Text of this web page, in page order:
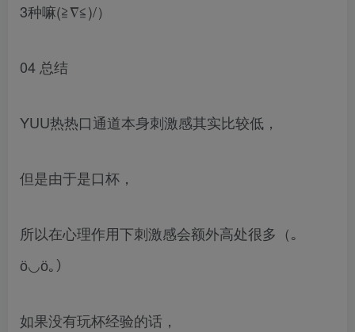
3种嘛(≧∇≦)/）
04 总结
YUU热热口通道本身刺激感其实比较低，
但是由于是口杯，
所以在心理作用下刺激感会额外高处很多（｡
ӧ◡ӧ｡）
如果没有玩杯经验的话，